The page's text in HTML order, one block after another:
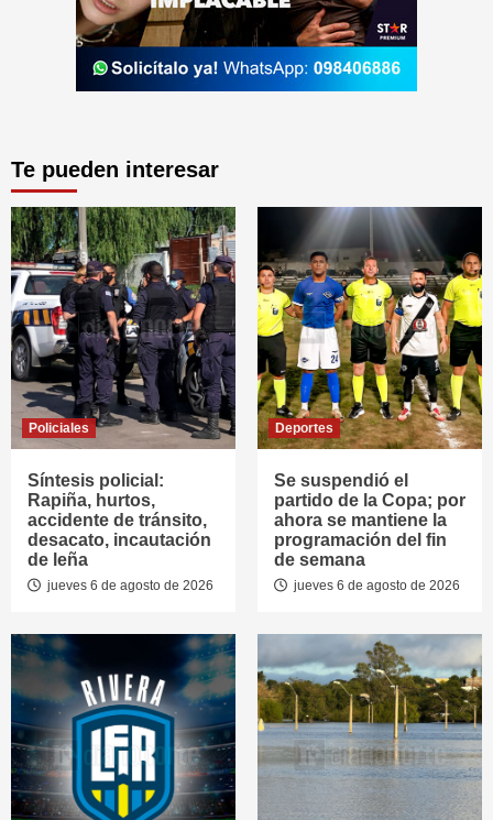
Te pueden interesar
Policiales
Síntesis policial:
Rapiña, hurtos,
accidente de tránsito,
desacato, incautación
de leña
jueves 6 de agosto de 2026
Deportes
Se suspendió el
partido de la Copa; por
ahora se mantiene la
programación del fin
de semana
jueves 6 de agosto de 2026